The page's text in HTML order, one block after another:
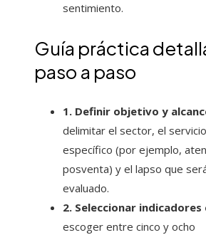
sentimiento.
Guía práctica
paso a paso
1. Definir objetivo y
delimitar el sector, el servicio
específico (por ejemplo,
posventa) y el lapso que
evaluado.
2. Seleccionar indicadores
escoger entre cinco y ocho